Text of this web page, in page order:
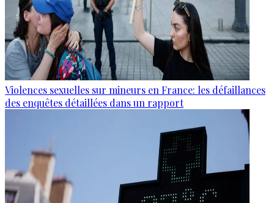
Violences sexuelles sur mineurs en France: les défaillances
des enquêtes détaillées dans un rapport